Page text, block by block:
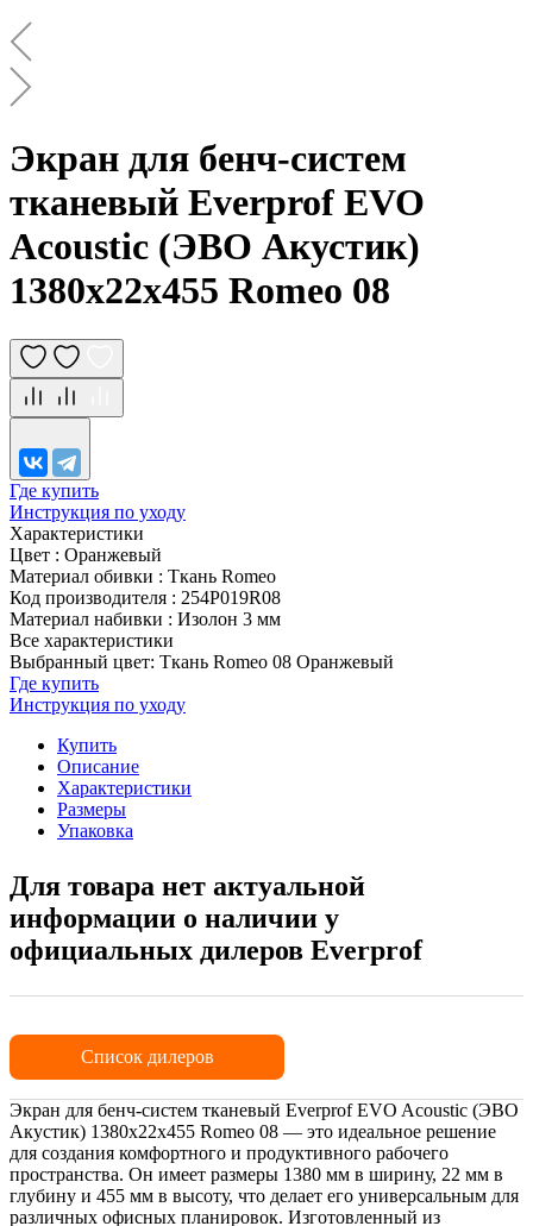
Экран для бенч-систем
тканевый Everprof EVO
Acoustic (ЭВО Акустик)
1380х22x455 Romeo 08
Где купить
Инструкция по уходу
Характеристики
Цвет : Оранжевый
Материал обивки : Ткань Romeo
Код производителя : 254P019R08
Материал набивки : Изолон 3 мм
Все характеристики
Выбранный цвет: Ткань Romeo 08 Оранжевый
Где купить
Инструкция по уходу
Купить
Описание
Характеристики
Размеры
Упаковка
Для товара нет актуальной
информации о наличии у
официальных дилеров Everprof
Список дилеров
Экран для бенч-систем тканевый Everprof EVO Acoustic (ЭВО
Акустик) 1380х22x455 Romeo 08 — это идеальное решение
для создания комфортного и продуктивного рабочего
пространства. Он имеет размеры 1380 мм в ширину, 22 мм в
глубину и 455 мм в высоту, что делает его универсальным для
различных офисных планировок. Изготовленный из